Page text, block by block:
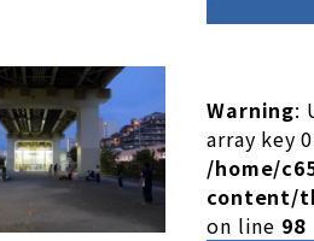
cms/wp-
Warning:
array key
/home/
content/
on line 98